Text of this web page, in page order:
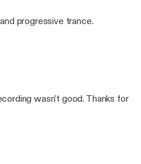
progressive trance.
wasn't good. Thanks for